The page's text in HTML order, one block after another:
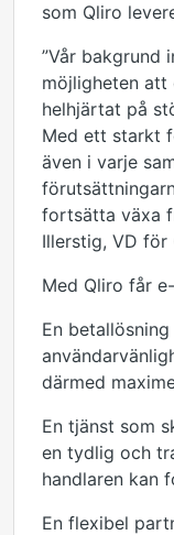
som Qliro
”Vår bakgrund
möjligheten att
helhjärtat på
Med ett starkt
även i varje
fortsätta växa
Illerstig, VD för
Med Qliro får
En
därmed
En tjänst som
en tydlig och
handlaren kan
En flexibel